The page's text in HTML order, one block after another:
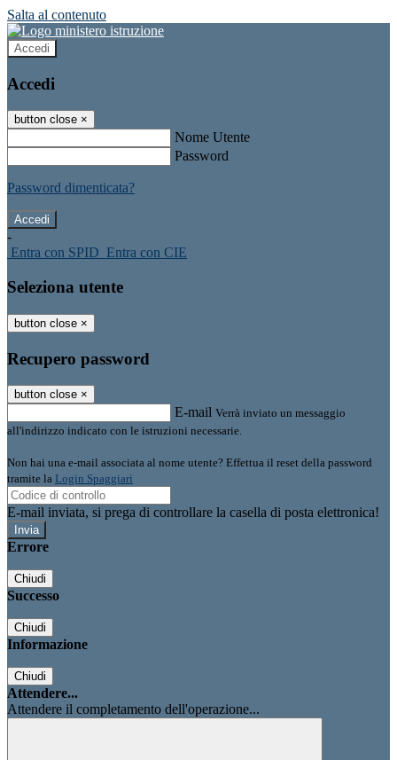
Salta al contenuto
Accedi
Accedi
button close ×
Nome Utente
Password
Password dimenticata?
-
Entra con SPID Entra con CIE
Seleziona utente
button close ×
Recupero password
button close ×
E-mail Verrà inviato un messaggio
all'indirizzo indicato con le istruzioni necessarie.
Non hai una e-mail associata al nome utente? Effettua il reset della password
tramite la Login Spaggiari
E-mail inviata, si prega di controllare la casella di posta elettronica!
Errore
Chiudi
Successo
Chiudi
Informazione
Chiudi
Attendere...
Attendere il completamento dell'operazione...